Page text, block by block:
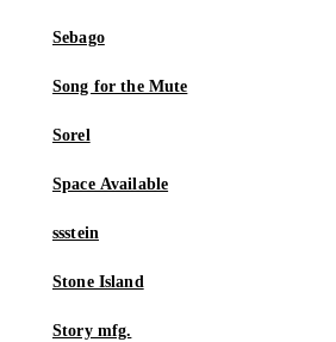
Sebago
Song for the Mute
Sorel
Space Available
ssstein
Stone Island
Story mfg.